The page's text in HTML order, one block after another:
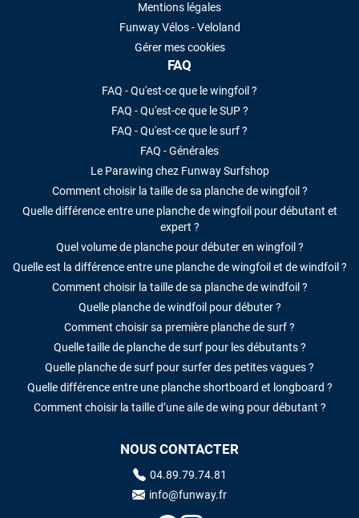
Mentions légales
Funway Vélos - Veloland
Gérer mes cookies
FAQ
FAQ - Qu'est-ce que le wingfoil ?
FAQ - Qu'est-ce que le SUP ?
FAQ - Qu'est-ce que le surf ?
FAQ - Générales
Le Parawing chez Funway Surfshop
Comment choisir la taille de sa planche de wingfoil ?
Quelle différence entre une planche de wingfoil pour débutant et
expert ?
Quel volume de planche pour débuter en wingfoil ?
Quelle est la différence entre une planche de wingfoil et de windfoil ?
Comment choisir la taille de sa planche de windfoil ?
Quelle planche de windfoil pour débuter ?
Comment choisir sa première planche de surf ?
Quelle taille de planche de surf pour les débutants ?
Quelle planche de surf pour surfer des petites vagues ?
Quelle différence entre une planche shortboard et longboard ?
Comment choisir la taille d’une aile de wing pour débutant ?
NOUS CONTACTER
04.89.79.74.81
info@funway.fr